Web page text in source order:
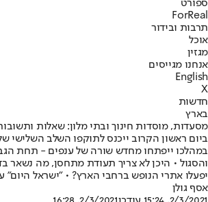
ספורט
ForReal
תרבות ובידור
אוכל
מגזין
אנחנו מגייסים
English
X
חדשות
בארץ
מסעדות, מוסדות חינוך ובתי מלון: שאלות
ביום ראשון הקרוב ייכנס לתוקפו השלב
במהלכו ייפתחו מחדש שורה של ענפים - תחת
והסגול • היכן לא צריך תעודת מתחסן, מה נשאר
יפעלו אתרי הנופש ברחבי הארץ? • "ישראל היום"
אסף גולן